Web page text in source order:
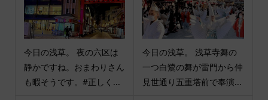
今日の浅草。 夜の六区は
静かですね。おまわりさん
も暇そうです。#正しく...
今日の浅草。 浅草寺舞の
一つ白鷺の舞が雷門から仲
見世通り五重塔前で奉演...